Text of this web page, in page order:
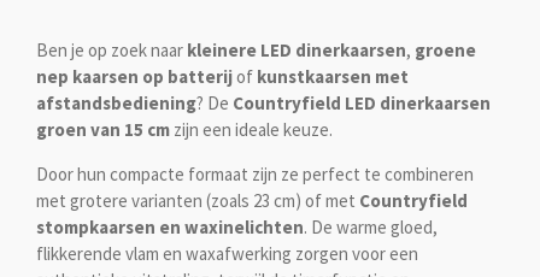
n
e
n
Ben je op zoek naar kleinere LED dinerkaarsen, groene
nep kaarsen op batterijof kunstkaarsen met
afstandsbediening? De Countryfield LED dinerkaarsen
groen van 15 cm zijn een ideale keuze.
Door hun compacte formaat zijn ze perfect te combineren
met grotere varianten (zoals 23 cm) of met Countryfield
stompkaarsen en waxinelichten. De warme gloed,
flikkerende vlam en waxafwerking zorgen voor een